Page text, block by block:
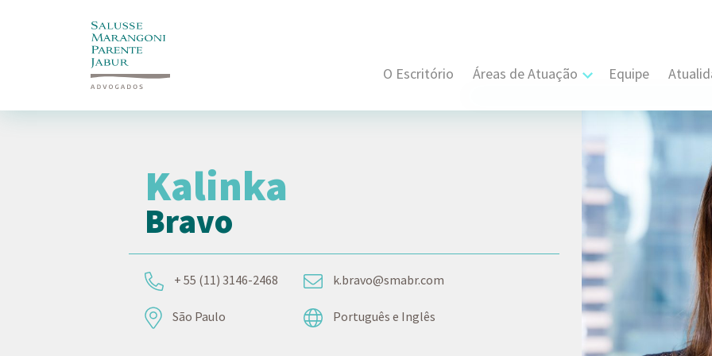
O Escritório Áreas de Atuação
Cível, Comercial e Consumidor
Propriedade Intelectual
Resolução de Disputas
Trabalhista e Sindical
Equipe
Kalinka
Bravo
+ 55 (11) 3146-2468 k.bravo@smabr.com
São Paulo Português e Inglês